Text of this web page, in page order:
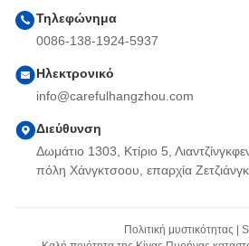
Τηλεφώνημα
0086-138-1924-5937
Ηλεκτρονικό
info@carefulhangzhou.com
Διεύθυνση
Δωμάτιο 1303, Κτίριο 5,
πόλη Χάνγκτσοου, επαρχία
Πολιτική μυστικότητας